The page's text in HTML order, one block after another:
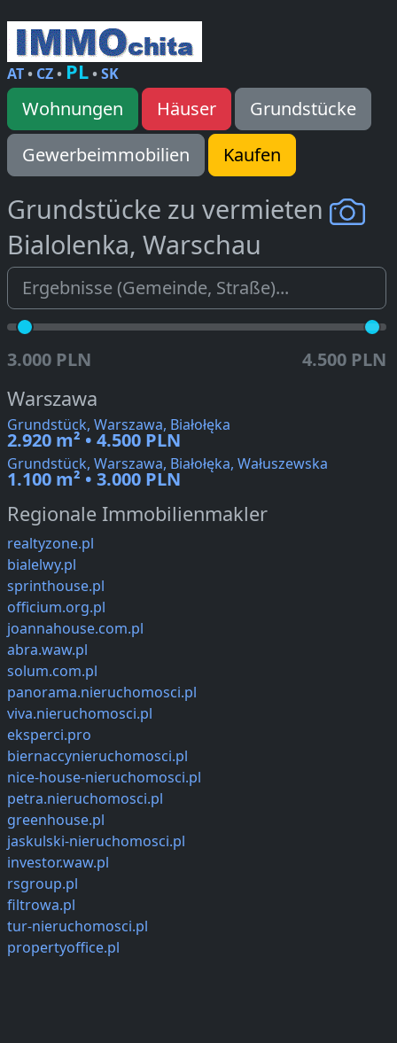
AT• CZ• PL•SK
Wohnungen Häuser
Grundstücke
Gewerbeimmobilien
Kaufen
Grundstücke zu vermieten
Bialolenka, Warschau
3.000 PLN 4.500 PLN
Warszawa
Grundstück, Warszawa, Białołęka
2.920 m² • 4.500 PLN
Grundstück, Warszawa, Białołęka, Wałuszewska
1.100 m² • 3.000 PLN
Regionale Immobilienmakler
realtyzone.pl
bialelwy.pl
sprinthouse.pl
officium.org.pl
joannahouse.com.pl
abra.waw.pl
solum.com.pl
panorama.nieruchomosci.pl
viva.nieruchomosci.pl
eksperci.pro
biernaccynieruchomosci.pl
nice-house-nieruchomosci.pl
petra.nieruchomosci.pl
greenhouse.pl
jaskulski-nieruchomosci.pl
investor.waw.pl
rsgroup.pl
filtrowa.pl
tur-nieruchomosci.pl
propertyoffice.pl